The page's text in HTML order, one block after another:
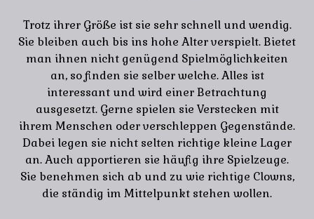
Trotz ihrer Größe ist sie sehr schnell und wendig.
Sie bleiben auch bis ins hohe Alter verspielt. Bietet
man ihnen nicht genügend Spielmöglichkeiten
an, so finden sie selber welche. Alles ist
interessant und wird einer Betrachtung
ausgesetzt. Gerne spielen sie Verstecken mit
ihrem Menschen oder verschleppen Gegenstände.
Dabei legen sie nicht selten richtige kleine Lager
an. Auch apportieren sie häufig ihre Spielzeuge.
Sie benehmen sich ab und zu wie richtige Clowns,
die ständig im Mittelpunkt stehen wollen.